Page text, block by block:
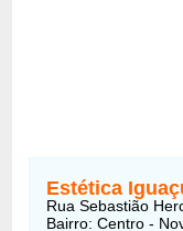
Estética
Rua Sebastião
Bairro: Centro -